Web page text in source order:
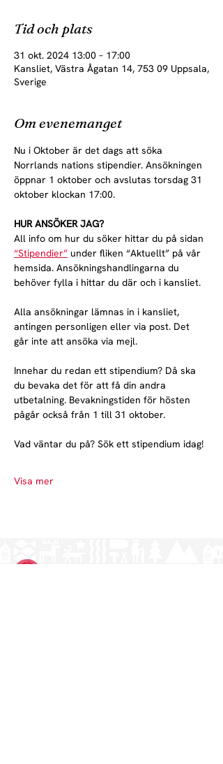
Tid och plats
31 okt. 2024 13:00 – 17:00
Kansliet, Västra Ågatan 14, 753 09 Uppsala,
Sverige
Om evenemanget
Nu i Oktober är det dags att söka
Norrlands nations stipendier. Ansökningen
öppnar 1 oktober och avslutas torsdag 31
oktober klockan 17:00.
HUR ANSÖKER JAG?
All info om hur du söker hittar du på sidan
“Stipendier” under fliken “Aktuellt” på vår
hemsida. Ansökningshandlingarna du
behöver fylla i hittar du där och i kansliet.
Alla ansökningar lämnas in i kansliet,
antingen personligen eller via post. Det
går inte att ansöka via mejl.
Innehar du redan ett stipendium? Då ska
du bevaka det för att få din andra
utbetalning. Bevakningstiden för hösten
pågår också från 1 till 31 oktober.
Vad väntar du på? Sök ett stipendium idag!
Visa mer